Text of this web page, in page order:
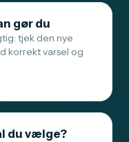
gør du
tjek den nye
korrekt varsel og
du vælge?